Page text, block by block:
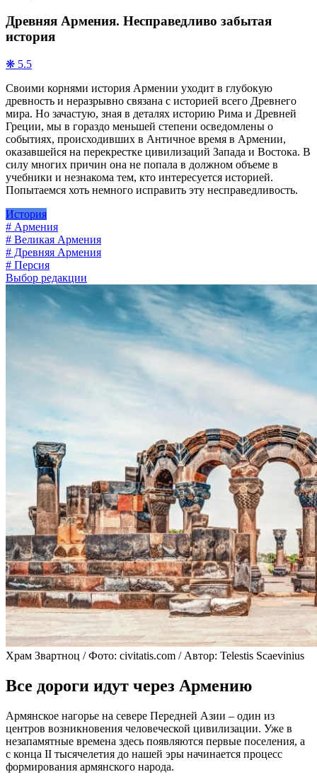
Древняя Армения. Несправедливо забытая
история
❋ 5.5
Своими корнями история Армении уходит в глубокую
древность и неразрывно связана с историей всего Древнего
мира. Но зачастую, зная в деталях историю Рима и Древней
Греции, мы в гораздо меньшей степени осведомлены о
событиях, происходивших в Античное время в Армении,
оказавшейся на перекрестке цивилизаций Запада и Востока. В
силу многих причин она не попала в должном объеме в
учебники и незнакома тем, кто интересуется историей.
Попытаемся хоть немного исправить эту несправедливость.
История
# Армения
# Великая Армения
# Древняя Армения
# Персия
Выбор редакции
Храм Звартноц / Фото: civitatis.com / Автор: Telestis Scaevinius
Все дороги идут через Армению
Армянское нагорье на севере Передней Азии – один из
центров возникновения человеческой цивилизации. Уже в
незапамятные времена здесь появляются первые поселения, а
с конца II тысячелетия до нашей эры начинается процесс
формирования армянского народа.